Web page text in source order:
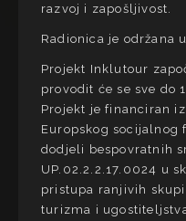
razvoj i zapošljivost.
Radionica je održana
Projekt Inklutour
provodit će se sve do
Projekt je financiran
Europskog socijalnog
dodjeli bespovratnih
UP.02.2.2.17.0024 u
pristupa ranjivih
turizma i ugostiteljstva